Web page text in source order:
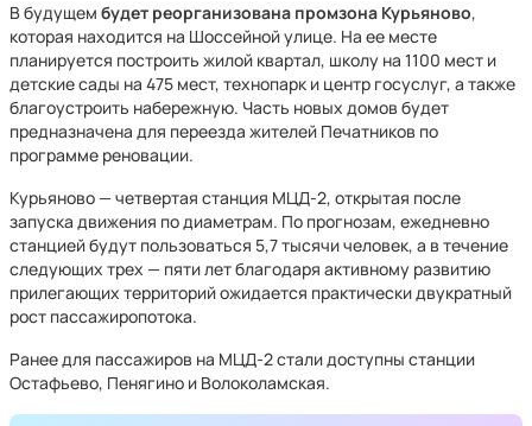
В будущем будет реорганизована промзона Курьяново,
которая находится на Шоссейной улице. На ее месте
планируется построить жилой квартал, школу на 1100 мест и
детские сады на 475 мест, технопарк и центр госуслуг, а также
благоустроить набережную. Часть новых домов будет
предназначена для переезда жителей Печатников по
программе реновации.
Курьяново — четвертая станция МЦД-2, открытая после
запуска движения по диаметрам. По прогнозам, ежедневно
станцией будут пользоваться 5,7 тысячи человек, а в течение
следующих трех — пяти лет благодаря активному развитию
прилегающих территорий ожидается практически двукратный
рост пассажиропотока.
Ранее для пассажиров на МЦД-2 стали доступны станции
Остафьево, Пенягино и Волоколамская.